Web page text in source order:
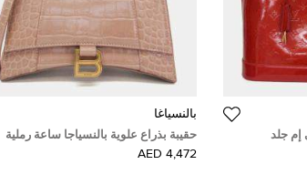
إم جلد
علوي
ب‍‍النسياغا
حقيبة بذراع علوية بالنسياجا ساعة رملية
صغيرة جلد عجل منقوش بكروكوديل وردي
4,472 AED